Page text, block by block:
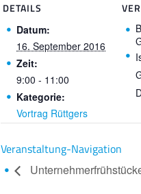
DETAILS
Datum:
16. September 2016
Zeit:
9:00 - 11:00
Kategorie:
Vortrag Rüttgers
Veranstaltung-Navigation